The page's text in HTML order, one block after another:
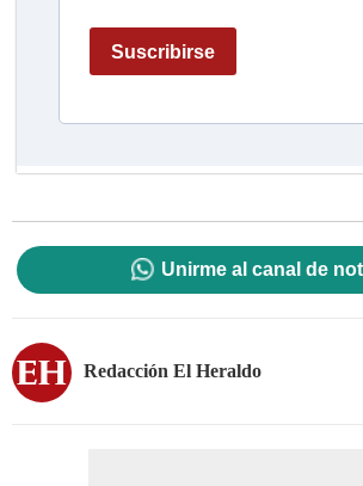
Unirme al canal de
Redacción El Heraldo